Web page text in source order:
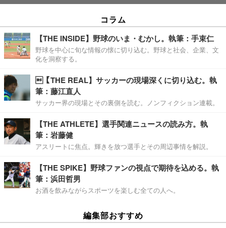
コラム
【THE INSIDE】野球のいま・むかし。執筆：手束仁
野球を中心に旬な情報の懐に切り込む。野球と社会、企業、文
化を洞察する。
【THE REAL】サッカーの現場深くに切り込む。執
筆：藤江直人
サッカー界の現場とその裏側を読む。ノンフィクション連載。
【THE ATHLETE】選手関連ニュースの読み方。執
筆：岩藤健
アスリートに焦点。輝きを放つ選手とその周辺事情を解説。
【THE SPIKE】野球ファンの視点で期待を込める。執
筆：浜田哲男
お酒を飲みながらスポーツを楽しむ全ての人へ。
編集部おすすめ